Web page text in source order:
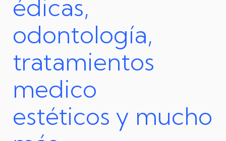
édicas,
odontología,
tratamientos
medico
estéticos y mucho